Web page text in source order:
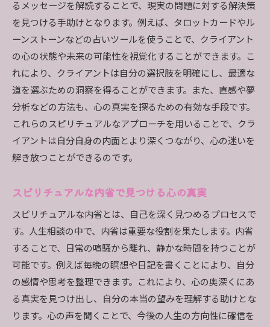
るメッセージを解読することで、現実の問題に対する解決策
を見つける手助けとなります。例えば、タロットカードやル
ーンストーンなどの占いツールを使うことで、クライアント
の心の状態や未来の可能性を視覚化することができます。こ
れにより、クライアントは自分の選択肢を明確にし、最適な
道を選ぶための洞察を得ることができます。また、直感や夢
分析などの方法も、心の真実を探るための有効な手段です。
これらのスピリチュアルなアプローチを用いることで、クラ
イアントは自分自身の内面とより深くつながり、心の迷いを
解き放つことができるのです。
スピリチュアルな内省で見つける心の真実
スピリチュアルな内省とは、自己を深く見つめるプロセスで
す。人生相談の中で、内省は重要な役割を果たします。内省
することで、日常の喧騒から離れ、静かな時間を持つことが
可能です。例えば毎晩の瞑想や日記を書くことにより、自分
の感情や思考を整理できます。これにより、心の奥深くにあ
る真実を見つけ出し、自分の本当の望みを理解する助けとな
ります。心の声を聞くことで、今後の人生の方向性に確信を